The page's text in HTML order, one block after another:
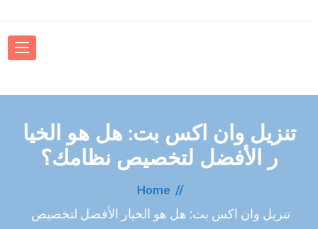
تنزيل وان اكس بت: هل هو الخيا
ر الأفضل لتخصيص نظامك؟
Home
تنزيل وان اكس بت: هل هو الخيار الأفضل لتخصيص